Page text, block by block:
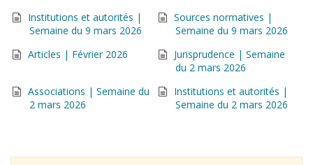
Institutions et autorités |
Semaine du 9 mars 2026
Sources normatives |
Semaine du 9 mars 2026
Articles | Février 2026
Jurisprudence | Semaine
du 2 mars 2026
Associations | Semaine du
2 mars 2026
Institutions et autorités |
Semaine du 2 mars 2026